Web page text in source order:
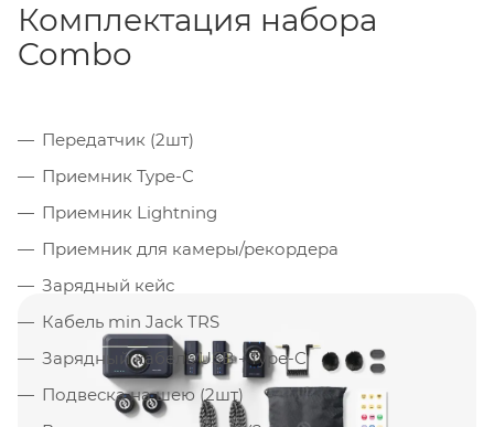
Комплектация набора
Combo
Передатчик (2шт)
Приемник Type-C
Приемник Lightning
Приемник для камеры/рекордера
Зарядный кейс
Кабель min Jack TRS
Зарядный кабель USB - Type-C
Подвеска на шею (2шт)